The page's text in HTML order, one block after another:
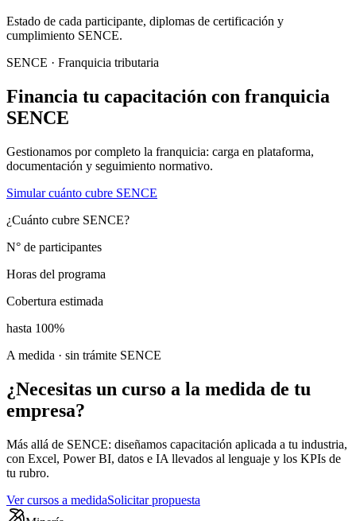
Estado de cada participante, diplomas de certificación y
cumplimiento SENCE.
SENCE · Franquicia tributaria
Financia tu capacitación con franquicia
SENCE
Gestionamos por completo la franquicia: carga en plataforma,
documentación y seguimiento normativo.
Simular cuánto cubre SENCE
¿Cuánto cubre SENCE?
N° de participantes
Horas del programa
Cobertura estimada
hasta 100%
A medida · sin trámite SENCE
¿Necesitas un curso a la medida de tu
empresa?
Más allá de SENCE: diseñamos capacitación aplicada a tu industria,
con Excel, Power BI, datos e IA llevados al lenguaje y los KPIs de
tu rubro.
Ver cursos a medidaSolicitar propuesta